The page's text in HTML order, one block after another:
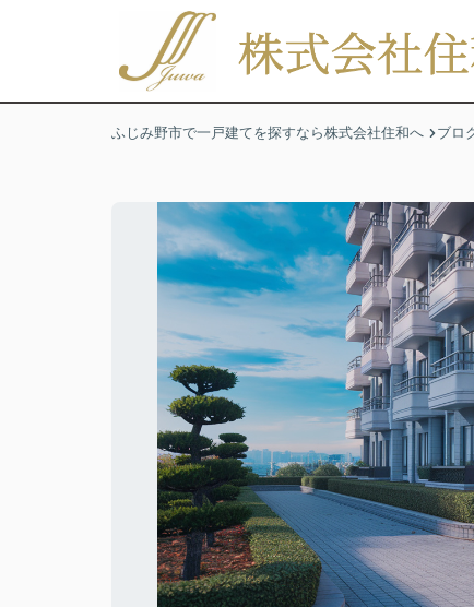
ふじみ野市で一戸建てを探すなら株式会社住和へ ブロ